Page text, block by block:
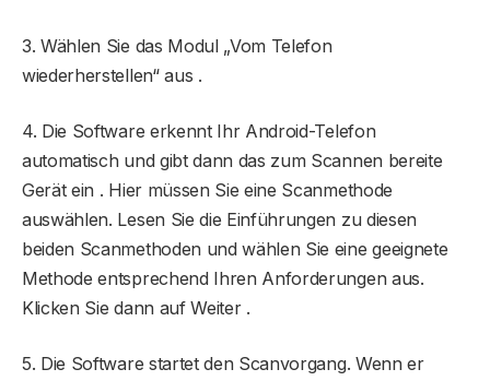
3. Wählen Sie das Modul „Vom Telefon
wiederherstellen“ aus .
4. Die Software erkennt Ihr Android-Telefon
automatisch und gibt dann das zum Scannen bereite
Gerät ein . Hier müssen Sie eine Scanmethode
auswählen. Lesen Sie die Einführungen zu diesen
beiden Scanmethoden und wählen Sie eine geeignete
Methode entsprechend Ihren Anforderungen aus.
Klicken Sie dann auf Weiter .
5. Die Software startet den Scanvorgang. Wenn er